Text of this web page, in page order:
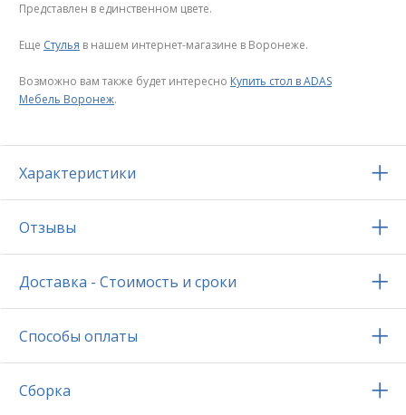
Представлен в единственном цвете.
Еще Стулья в нашем интернет-магазине в Воронеже.
Возможно вам также будет интересно Купить стол в ADAS
Мебель Воронеж.
Характеристики
Отзывы
Доставка - Стоимость и сроки
Способы оплаты
Сборка